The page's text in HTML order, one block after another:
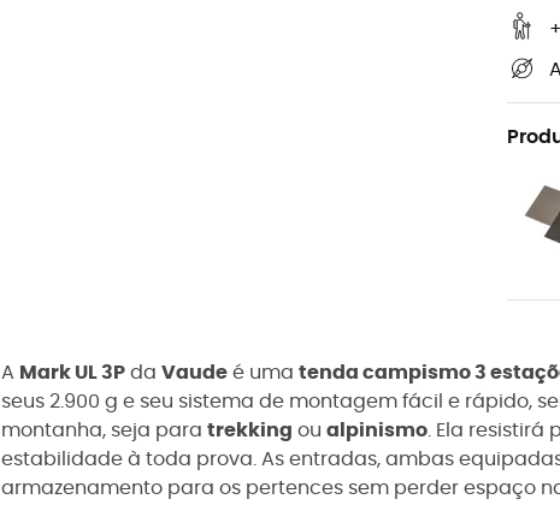
A Mark UL 3P da Vaude é uma tenda campismo 3
seus 2.900 g e seu sistema de montagem fácil e rápido,
montanha, seja para trekking ou alpinismo . Ela
estabilidade à toda prova. As entradas, ambas
armazenamento para os pertences sem perder espaço